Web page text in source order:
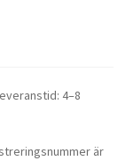
4–8
är